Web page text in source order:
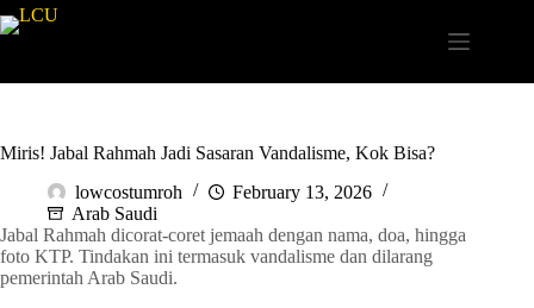
Miris! Jabal Rahmah Jadi Sasaran Vandalisme, Kok Bisa?
lowcostumroh
February 13, 2026
Arab Saudi
Jabal Rahmah dicorat-coret jemaah dengan nama, doa, hingga
foto KTP. Tindakan ini termasuk vandalisme dan dilarang
pemerintah Arab Saudi.